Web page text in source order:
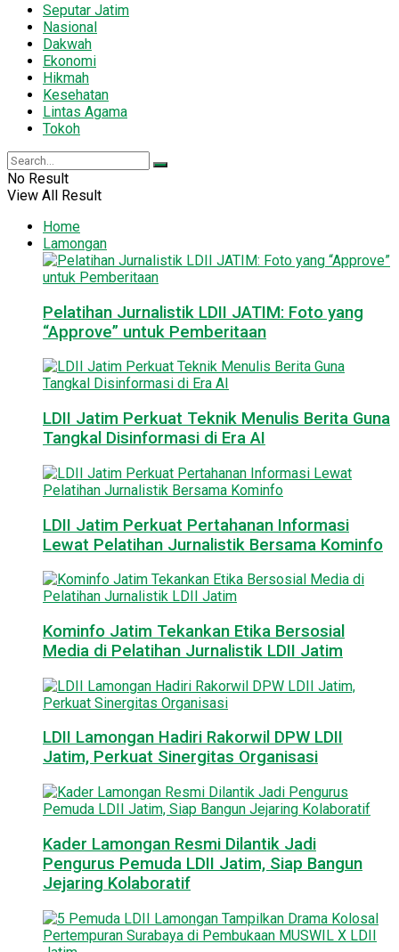
Seputar Jatim
Nasional
Dakwah
Ekonomi
Hikmah
Kesehatan
Lintas Agama
Tokoh
No Result
View All Result
Home
Lamongan
Pelatihan Jurnalistik LDII JATIM: Foto yang
“Approve” untuk Pemberitaan
LDII Jatim Perkuat Teknik Menulis Berita Guna
Tangkal Disinformasi di Era AI
LDII Jatim Perkuat Pertahanan Informasi
Lewat Pelatihan Jurnalistik Bersama Kominfo
Kominfo Jatim Tekankan Etika Bersosial
Media di Pelatihan Jurnalistik LDII Jatim
LDII Lamongan Hadiri Rakorwil DPW LDII
Jatim, Perkuat Sinergitas Organisasi
Kader Lamongan Resmi Dilantik Jadi
Pengurus Pemuda LDII Jatim, Siap Bangun
Jejaring Kolaboratif